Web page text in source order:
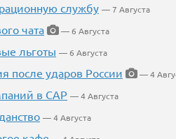
службу — 7 Августа
чата
— 6 Августа
льготы — 6 Августа
после ударов России
— 4
в САР — 4 Августа
— 4 Августа